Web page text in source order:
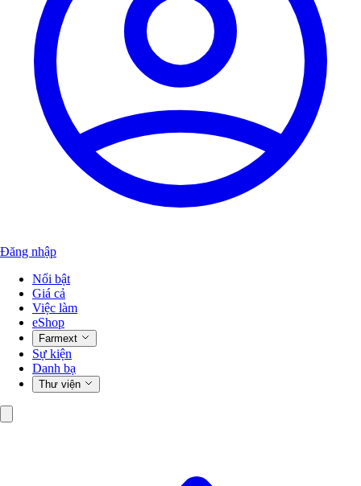
Đăng nhập
Nổi bật
Giá cả
Việc làm
eShop
Farmext
Sự kiện
Danh bạ
Thư viện